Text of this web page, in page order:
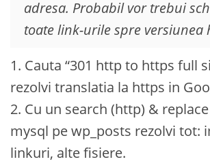
adresa. Probabil vor trebui
toate link-urile spre versiunea
1. Cauta “301 http to https full
rezolvi translatia la https in
2. Cu un search (http) &
mysql pe wp_posts rezolvi tot:
linkuri, alte fisiere.